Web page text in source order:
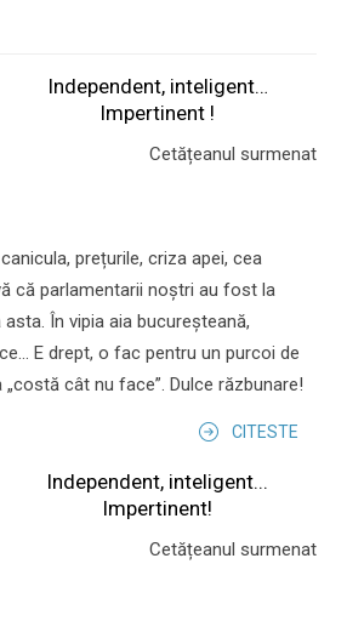
Independent, inteligent…
Impertinent !
Cetățeanul surmenat
prețurile, criza apei, cea
că parlamentarii noștri au fost la
În vipia aia bucureșteană,
E drept, o fac pentru un purcoi de
„costă cât nu face”. Dulce răzbunare!
CITESTE
Independent, inteligent...
Impertinent!
Cetățeanul surmenat